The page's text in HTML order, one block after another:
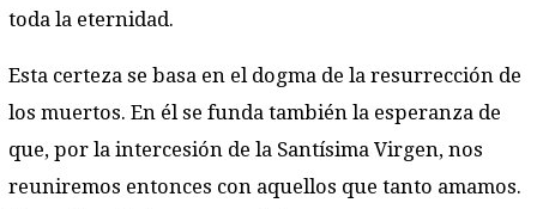
toda la eternidad.
Esta certeza se basa en el dogma de la resurrección de
los muertos. En él se funda también la esperanza de
que, por la intercesión de la Santísima Virgen, nos
reuniremos entonces con aquellos que tanto amamos.